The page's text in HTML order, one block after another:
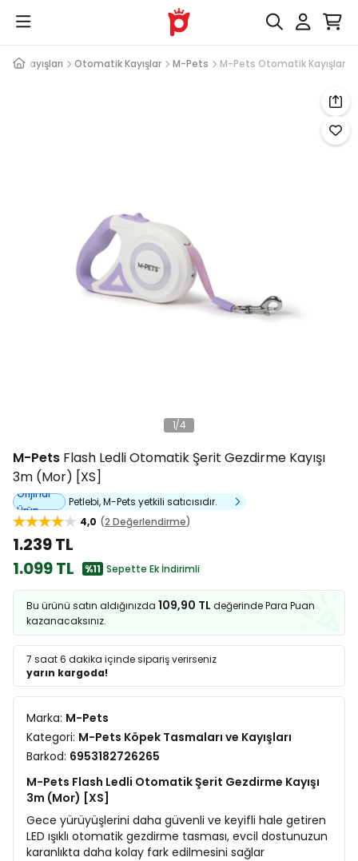
ve Kayışları Otomatik Kayışlar M-Pets M-Pets Otomatik Kayışlar
1/4
M-Pets Flash Ledli Otomatik Şerit Gezdirme Kayışı
3m (Mor) [XS]
Orijinal
Ürün
Petlebi, M-Pets yetkili satıcısıdır.
4,0
2 Değerlendirme
1.239 TL
1.099 TL
%11 Sepette Ek İndirimli
Bu ürünü satın aldığınızda 109,90 TL değerinde Para Puan
kazanacaksınız.
7 saat 6 dakika içinde sipariş verirseniz
yarın kargoda!
Marka: M-Pets
Kategori: M-Pets Köpek Tasmaları ve Kayışları
Barkod: 6953182726265
M-Pets Flash Ledli Otomatik Şerit Gezdirme Kayışı
3m (Mor) [XS]
Gece yürüyüşlerini daha güvenli ve keyifli hale getiren
LED ışıklı otomatik gezdirme tasması, evcil dostunuzun
karanlıkta daha kolay fark edilmesini sağlar